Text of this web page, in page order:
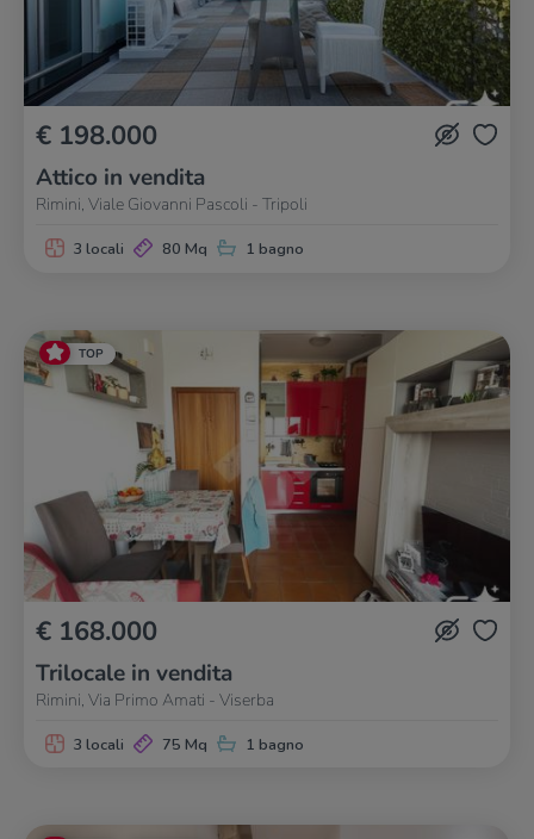
€ 198.000
Attico in vendita
Rimini, Viale Giovanni Pascoli - Tripoli
3 locali 80 Mq 1 bagno
TOP
€ 168.000
Trilocale in vendita
Rimini, Via Primo Amati - Viserba
3 locali 75 Mq 1 bagno